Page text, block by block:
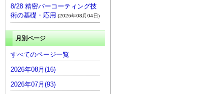
8/28 精密バーコーティング技
術の基礎・応用 (2026年08月04日)
月別ページ
すべてのページ一覧
2026年08月(16)
2026年07月(93)